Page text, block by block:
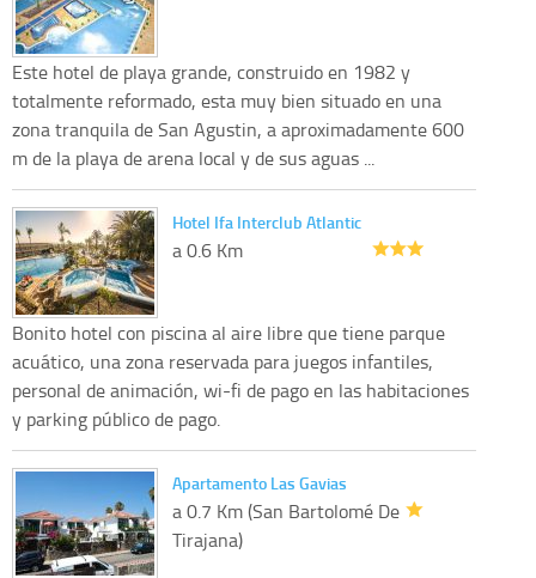
Este hotel de playa grande, construido en 1982 y
totalmente reformado, esta muy bien situado en una
zona tranquila de San Agustin, a aproximadamente 600
m de la playa de arena local y de sus aguas ...
Hotel Ifa Interclub Atlantic
a 0.6 Km
Bonito hotel con piscina al aire libre que tiene parque
acuático, una zona reservada para juegos infantiles,
personal de animación, wi-fi de pago en las habitaciones
y parking público de pago.
Apartamento Las Gavias
a 0.7 Km (San Bartolomé De
Tirajana)